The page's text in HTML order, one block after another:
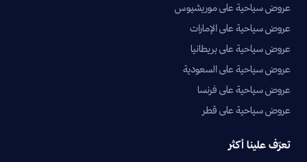
عروض سياحية على موريشيوس
عروض سياحية على الإمارات
عروض سياحية على بريطانيا
عروض سياحية على السعودية
عروض سياحية على فرنسا
عروض سياحية على قطر
تعرّف علينا أكثر